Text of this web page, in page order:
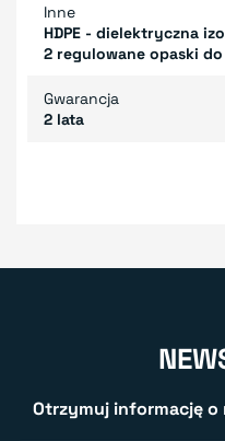
Inne
HDPE - dielektryczna
2 regulowane opaski
Gwarancja
2 lata
Otrzymuj informację o